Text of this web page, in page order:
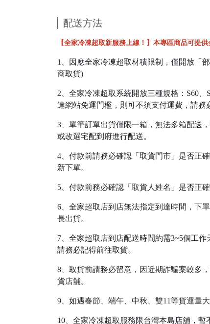
配送方法
【全家冷凍超取新服務上線！】本專區商品可提
1、因應全家冷凍超取材積限制，僅開放「
商取貨)
2、全家冷凍超取系統開放三種規格：S60
達網站免運門檻，則可不須支付運費，請務
3、單筆訂單出貨僅限一箱，無法多箱配送
或改選宅配到府進行配送。
4、付款前請務必確認「取貨門市」是否正
新下單。
5、付款前務必確認「取貨人姓名」是否正
6、全家超取店到店無法指定到達時間，下
長出貨。
7、全家超取店到店配送時間約需3~5個工
請務必記得前往取貨。
8、取貨前請務必留意，因近期詐騙案較多
貨店舖。
9、如遇春節、端午、中秋、雙11等貨運量
10、全家冷凍超取服務限台灣本島店舖，暫